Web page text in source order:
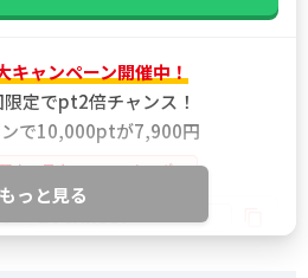
キャンペーン開催中！
定でpt2倍チャンス！
で10,000ptが7,900円
定！最大21%OFFクーポン
IYGANSSF
もっと見る